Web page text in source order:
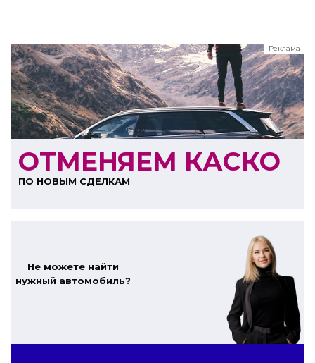
Реклама
ООО "ЛК Эволюция"
ИНН 9724016636
erid: nyi26TK8Sykg5SPCgA2w5MdVpLC2ggii
ОТМЕНЯЕМ КАСКО
ПО НОВЫМ СДЕЛКАМ
Не можете найти
нужный автомобиль?